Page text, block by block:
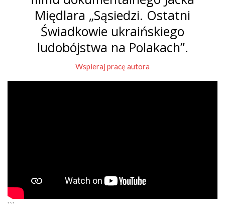
Międlara „Sąsiedzi. Ostatni
Świadkowie ukraińskiego
ludobójstwa na Polakach”.
Wspieraj pracę autora
```